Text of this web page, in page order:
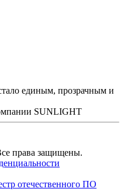
единым, прозрачным и
SUNLIGHT
права защищены.
отечественного ПО